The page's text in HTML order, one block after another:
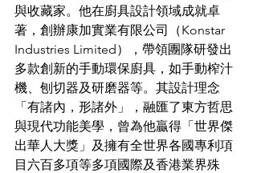
與收藏家。他在廚具設計領域成就卓
著，創辦康加實業有限公司（Konstar
Industries Limited），帶領團隊研發出
多款創新的手動環保廚具，如手動榨汁
機、刨切器及研磨器等。其設計理念
「有諸內，形諸外」，融匯了東方哲思
與現代功能美學，曾為他贏得「世界傑
出華人大獎」及擁有全世界各國專利項
目六百多項等多項國際及香港業界殊